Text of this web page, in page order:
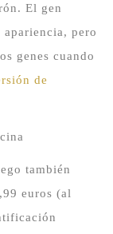
El gen
pero
genes cuando
de
también
euros (al